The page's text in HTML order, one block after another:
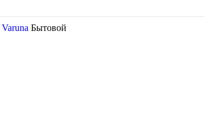
Varuna Бытовой